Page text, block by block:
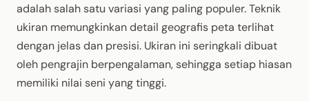
adalah salah satu variasi yang paling populer. Teknik
ukiran memungkinkan detail geografis peta terlihat
dengan jelas dan presisi. Ukiran ini seringkali dibuat
oleh pengrajin berpengalaman, sehingga setiap hiasan
memiliki nilai seni yang tinggi.